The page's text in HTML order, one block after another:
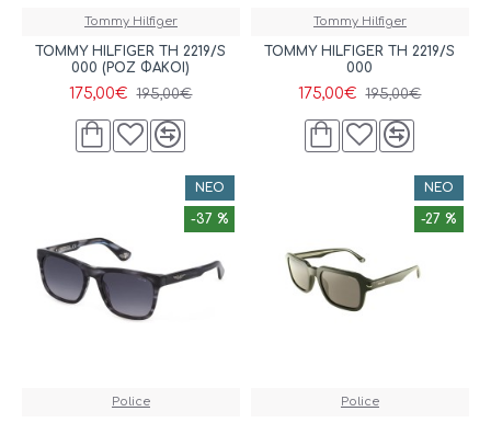
Tommy Hilfiger
TOMMY HILFIGER TH 2219/S
000 (ΡΟΖ ΦΑΚΟΙ)
175,00€ 195,00€
Tommy Hilfiger
TOMMY HILFIGER TH 2219/S
000
175,00€ 195,00€
ΝΈΟ
-37 %
Police
ΝΈΟ
-27 %
Police